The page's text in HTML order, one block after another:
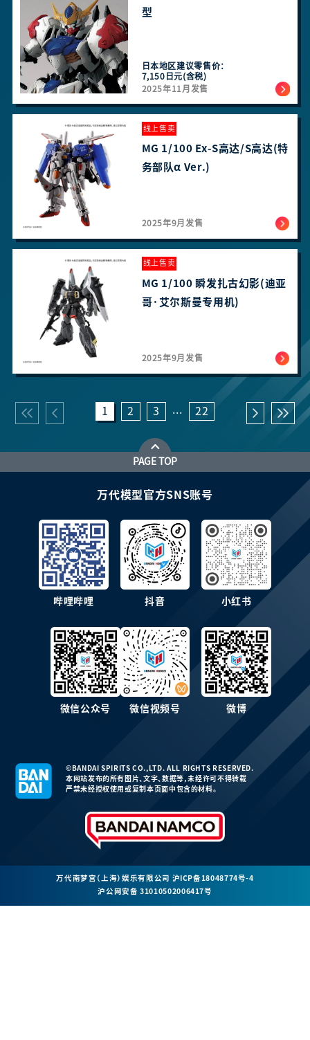
型
日本地区建议零售价：
7,150日元(含税)
2025年11月发售
线上售卖
MG 1/100 Ex-S高达/S高达(特
务部队α Ver.)
2025年9月发售
线上售卖
MG 1/100 瞬发扎古幻影(迪亚
哥·艾尔斯曼专用机)
2025年9月发售
1 2 3 ... 22
PAGE TOP
万代模型官方SNS账号
哔哩哔哩 抖音 小红书
微信公众号 微信视频号 微博
©BANDAI SPIRITS CO.,LTD. ALL RIGHTS RESERVED.
本网站发布的所有图片、文字、数据等，未经许可不得转载
严禁未经授权使用或复制本页面中包含的材料。
万代南梦宫（上海）娱乐有限公司 沪ICP备18048774号-4
沪公网安备 31010502006417号